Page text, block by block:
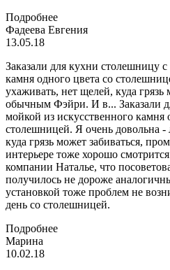
Подробнее
Фадеева Евгения
13.05.18
Заказали для кухни столешницу
камня одного цвета со
ухаживать, нет щелей, куда
обычным Фэйри. И в... Заказали
мойкой из искусственного камня
столешницей. Я очень довольна -
куда грязь может забиваться,
интерьере тоже хорошо
компании Наталье, что
получилось не дороже
установкой тоже проблем не
день со столешницей.
Подробнее
Марина
10.02.18